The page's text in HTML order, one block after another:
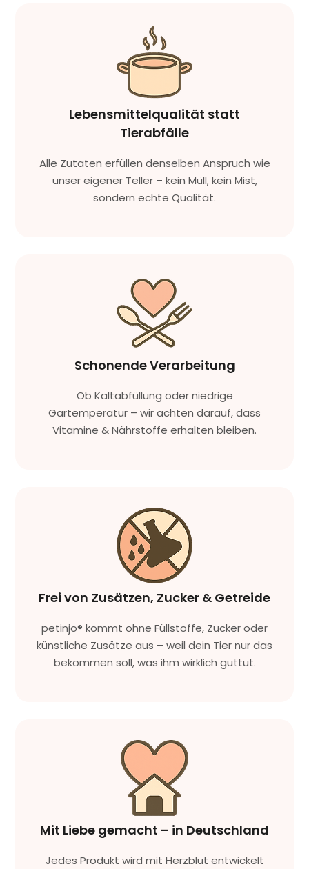
Lebensmittelqualität statt
Tierabfälle
Alle Zutaten erfüllen denselben Anspruch wie
unser eigener Teller – kein Müll, kein Mist,
sondern echte Qualität.
Schonende Verarbeitung
Ob Kaltabfüllung oder niedrige
Gartemperatur – wir achten darauf, dass
Vitamine & Nährstoffe erhalten bleiben.
Frei von Zusätzen, Zucker & Getreide
petinjo® kommt ohne Füllstoffe, Zucker oder
künstliche Zusätze aus – weil dein Tier nur das
bekommen soll, was ihm wirklich guttut.
Mit Liebe gemacht – in Deutschland
Jedes Produkt wird mit Herzblut entwickelt